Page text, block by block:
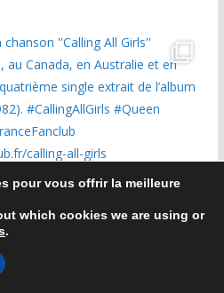
pour vous offrir la meilleure
which cookies we are using or
.